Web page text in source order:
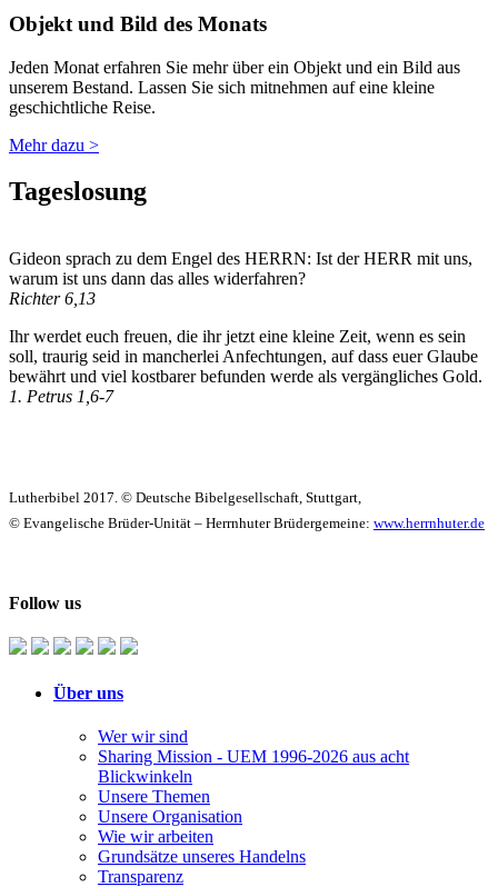
Objekt und Bild des Monats
Jeden Monat erfahren Sie mehr über ein Objekt und ein Bild aus
unserem Bestand. Lassen Sie sich mitnehmen auf eine kleine
geschichtliche Reise.
Mehr dazu >
Tageslosung
Gideon sprach zu dem Engel des HERRN: Ist der HERR mit uns,
warum ist uns dann das alles widerfahren?
Richter 6,13
Ihr werdet euch freuen, die ihr jetzt eine kleine Zeit, wenn es sein
soll, traurig seid in mancherlei Anfechtungen, auf dass euer Glaube
bewährt und viel kostbarer befunden werde als vergängliches Gold.
1. Petrus 1,6-7
Lutherbibel 2017. © Deutsche Bibelgesellschaft, Stuttgart,
© Evangelische Brüder-Unität – Herrnhuter Brüdergemeine: www.herrnhuter.de
Follow us
Über uns
Wer wir sind
Sharing Mission - UEM 1996-2026 aus acht
Blickwinkeln
Unsere Themen
Unsere Organisation
Wie wir arbeiten
Grundsätze unseres Handelns
Transparenz